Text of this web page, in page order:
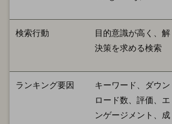
検索行動
目的意識が高く、解
決策を求める検索
ランキング要因
キーワード、ダウン
ロード数、評価、エ
ンゲージメント、成